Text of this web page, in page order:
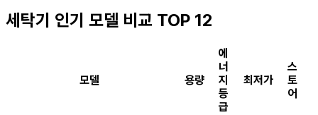
세탁기 인기 모델 비교 TOP 12
모델 용량
에
너
지
등
급
최저가
스
토
어